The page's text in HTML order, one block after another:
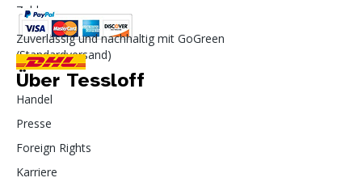
Zahlung
Zuverlässig und nachhaltig mit GoGreen
(Standardversand)
Über Tessloff
Handel
Presse
Foreign Rights
Karriere